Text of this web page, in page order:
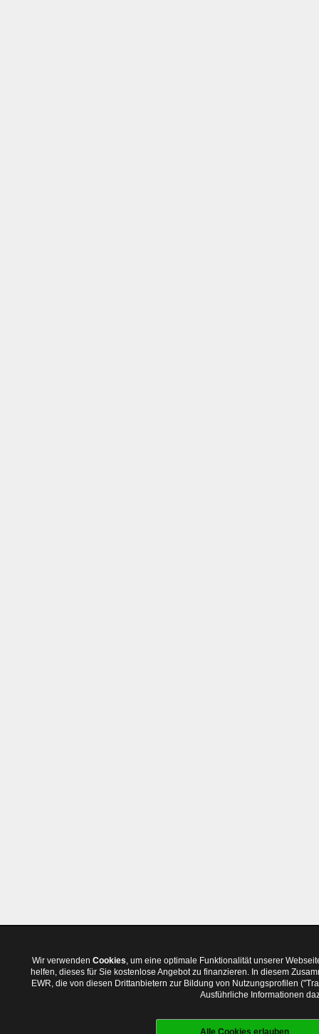
Wir verwenden Cookies, um eine optimale Funktionalität unserer
helfen, dieses für Sie kostenlose Angebot zu finanzieren. In diesem
EWR, die von diesen Drittanbietern zur Bildung von Nutzungsprofilen
Ausführliche Informationen
Alle Cookies erlauben